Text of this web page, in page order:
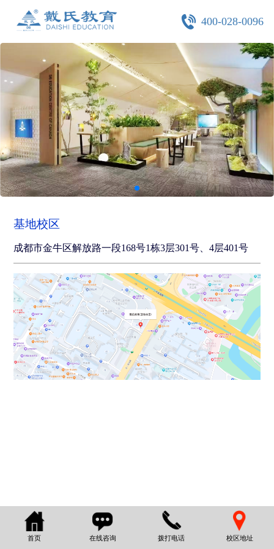
400-028-0096
基地校区
成都市金牛区解放路一段168号1栋3层301号、4层401号
首页 在线咨询 拨打电话 校区地址